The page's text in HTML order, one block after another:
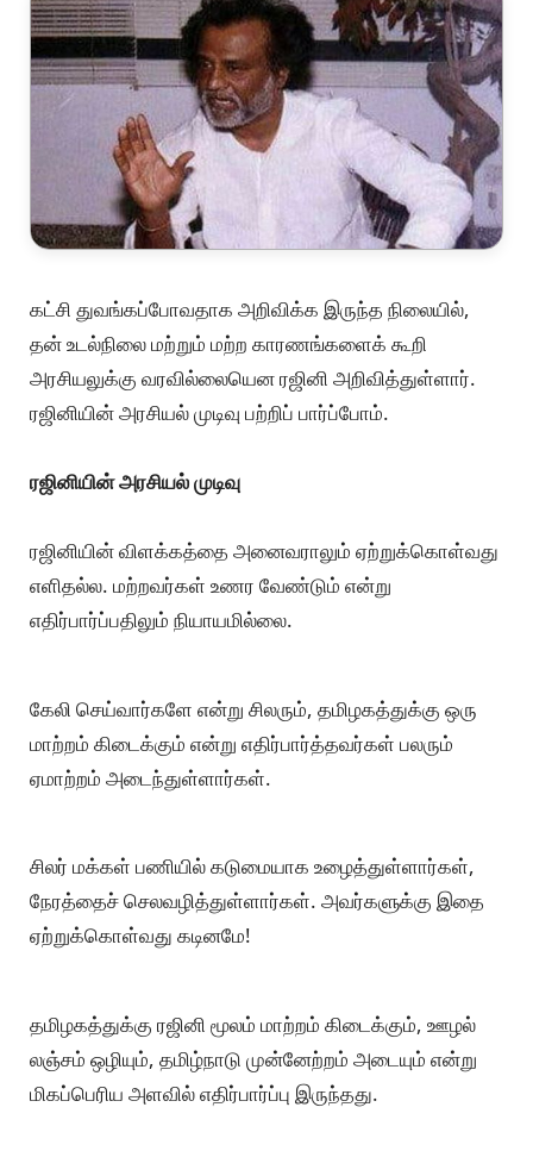
கட்சி துவங்கப்போவதாக அறிவிக்க இருந்த நிலையில்,
தன் உடல்நிலை மற்றும் மற்ற காரணங்களைக் கூறி
அரசியலுக்கு வரவில்லையென ரஜினி அறிவித்துள்ளார்.
ரஜினியின் அரசியல் முடிவு பற்றிப் பார்ப்போம்.
ரஜினியின் அரசியல் முடிவு
ரஜினியின் விளக்கத்தை அனைவராலும் ஏற்றுக்கொள்வது
எளிதல்ல. மற்றவர்கள் உணர வேண்டும் என்று
எதிர்பார்ப்பதிலும் நியாயமில்லை.
கேலி செய்வார்களே என்று சிலரும், தமிழகத்துக்கு ஒரு
மாற்றம் கிடைக்கும் என்று எதிர்பார்த்தவர்கள் பலரும்
ஏமாற்றம் அடைந்துள்ளார்கள்.
சிலர் மக்கள் பணியில் கடுமையாக உழைத்துள்ளார்கள்,
நேரத்தைச் செலவழித்துள்ளார்கள். அவர்களுக்கு இதை
ஏற்றுக்கொள்வது கடினமே!
தமிழகத்துக்கு ரஜினி மூலம் மாற்றம் கிடைக்கும், ஊழல்
லஞ்சம் ஒழியும், தமிழ்நாடு முன்னேற்றம் அடையும் என்று
மிகப்பெரிய அளவில் எதிர்பார்ப்பு இருந்தது.